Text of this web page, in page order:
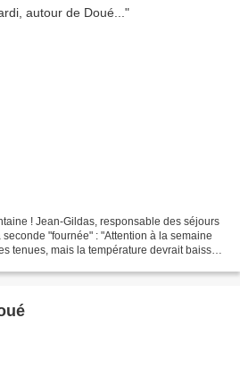
! Jean-Gildas, responsable des séjours
"fournée" : "Attention à la semaine
tenues, mais la température devrait baisser